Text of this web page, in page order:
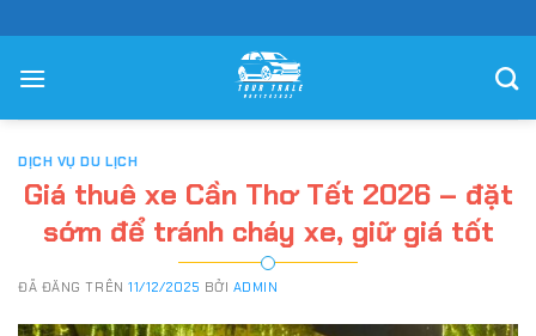
đến
nội
DỊCH VỤ DU LỊCH
Giá thuê xe Cần Thơ Tết 2026 – đặt
sớm để tránh cháy xe, giữ giá tốt
ĐÃ ĐĂNG TRÊN11/12/2025 BỞI ADMIN